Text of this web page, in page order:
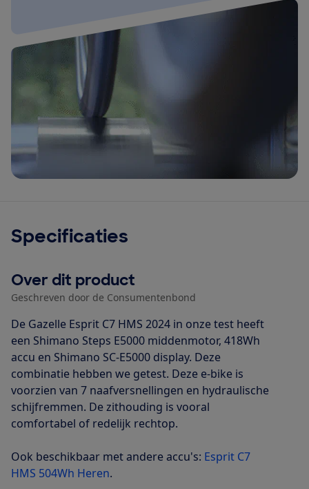
Specificaties
Over dit product
Geschreven door de Consumentenbond
De Gazelle Esprit C7 HMS 2024 in onze test heeft
een Shimano Steps E5000 middenmotor, 418Wh
accu en Shimano SC-E5000 display. Deze
combinatie hebben we getest. Deze e-bike is
voorzien van 7 naafversnellingen en hydraulische
schijfremmen. De zithouding is vooral
comfortabel of redelijk rechtop.
Ook beschikbaar met andere accu's: Esprit C7
HMS 504Wh Heren.